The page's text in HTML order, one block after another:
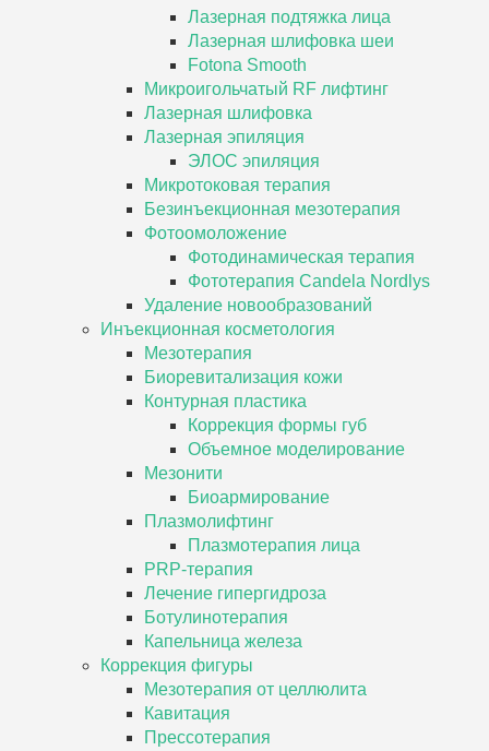
Лазерная подтяжка лица
Лазерная шлифовка шеи
Fotona Smooth
Микроигольчатый RF лифтинг
Лазерная шлифовка
Лазерная эпиляция
ЭЛОС эпиляция
Микротоковая терапия
Безинъекционная мезотерапия
Фотоомоложение
Фотодинамическая терапия
Фототерапия Candela Nordlys
Удаление новообразований
Инъекционная косметология
Мезотерапия
Биоревитализация кожи
Контурная пластика
Коррекция формы губ
Объемное моделирование
Мезонити
Биоармирование
Плазмолифтинг
Плазмотерапия лица
PRP-терапия
Лечение гипергидроза
Ботулинотерапия
Капельница железа
Коррекция фигуры
Мезотерапия от целлюлита
Кавитация
Прессотерапия